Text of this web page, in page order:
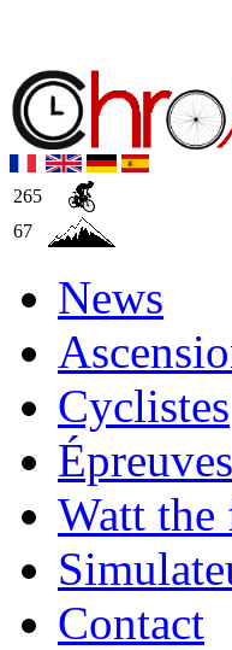
265
67
News
Cyclistes
Épreuves
Watt the
Contact